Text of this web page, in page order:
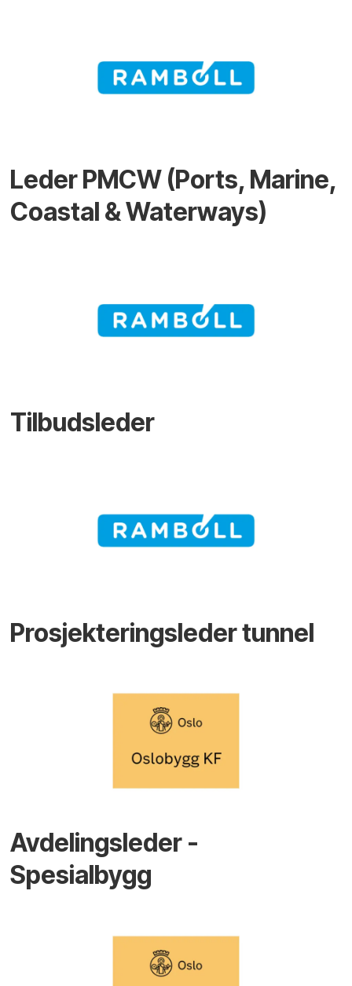
Leder PMCW (Ports, Marine,
Coastal & Waterways)
Tilbudsleder
Prosjekteringsleder tunnel
Avdelingsleder -
Spesialbygg